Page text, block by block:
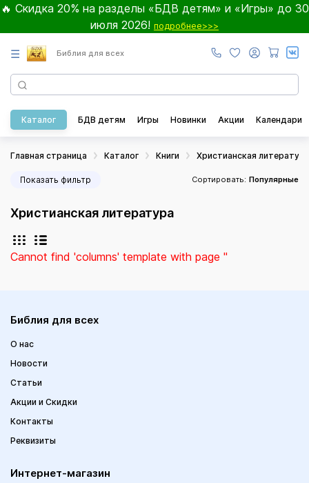
🔥 Скидка 20% на разделы «БДВ детям» и «Игры» до 30
июля 2026! подробнее>>>
☰ Библия для всех
Каталог БДВ детям Игры Новинки Акции Календари
Главная страница Каталог Книги Христианская литература
Показать фильтр Сортировать: Популярные
Христианская литература
Cannot find 'columns' template with page ''
Библия для всех
О нас
Новости
Статьи
Акции и Скидки
Контакты
Реквизиты
Интернет-магазин